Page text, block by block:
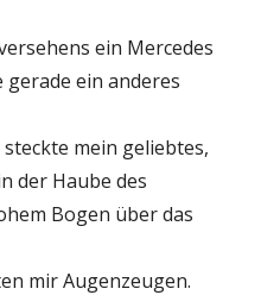
ein Mercedes
ein anderes
mein geliebtes,
der Haube des
Bogen über das
mir Augenzeugen.